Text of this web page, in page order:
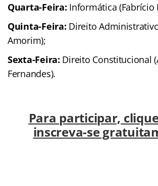
Quarta-Feira: Informática (Fabrício
Quinta-Feira: Direito
Amorim);
Sexta-Feira: Direito Constitucional
Fernandes).
Para participar,
inscreva-se